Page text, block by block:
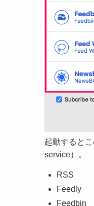
起動すると
service）。
RSS
Feedly
Feedbin